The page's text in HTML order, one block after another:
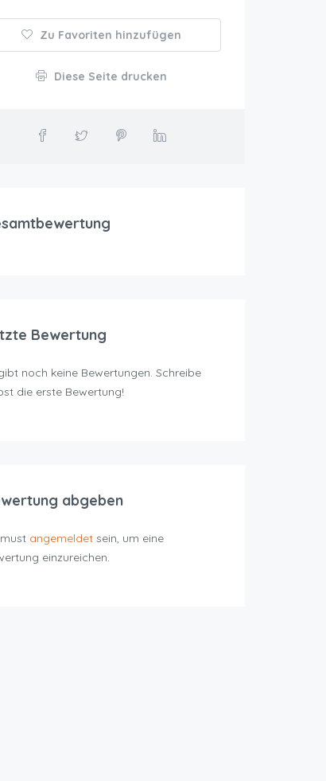
Zu Favoriten hinzufügen
Diese Seite drucken
Bewertung
noch keine Bewertungen. Schreibe
die erste Bewertung!
abgeben
angemeldet sein, um eine
einzureichen.